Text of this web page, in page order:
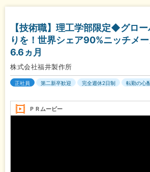
【技術職】理工学部限定◆グロー
りを！世界シェア90%ニッチメ
6.6ヵ月
株式会社福井製作所
正社員 第二新卒歓迎 完全週休2日制 転勤の心
ＰＲムービー